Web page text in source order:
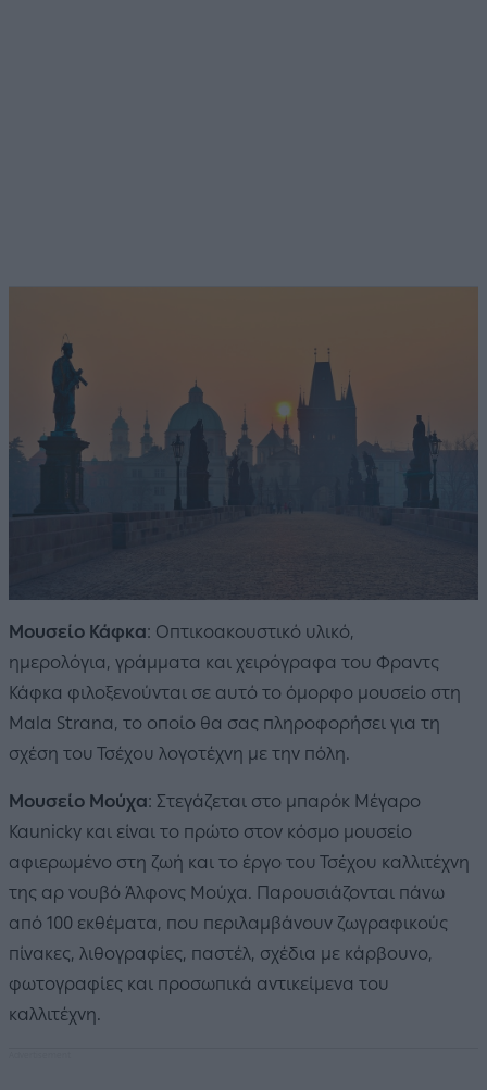
Μουσείο Κάφκα: Οπτικοακουστικό υλικό,
ημερολόγια, γράμματα και χειρόγραφα του Φραντς
Κάφκα φιλοξενούνται σε αυτό το όμορφο μουσείο στη
Mala Strana, το οποίο θα σας πληροφορήσει για τη
σχέση του Τσέχου λογοτέχνη με την πόλη.
Μουσείο Μούχα: Στεγάζεται στο μπαρόκ Μέγαρο
Kaunicky και είναι το πρώτο στον κόσμο μουσείο
αφιερωμένο στη ζωή και το έργο του Τσέχου καλλιτέχνη
της αρ νουβό Άλφονς Μούχα. Παρουσιάζονται πάνω
από 100 εκθέματα, που περιλαμβάνουν ζωγραφικούς
πίνακες, λιθογραφίες, παστέλ, σχέδια με κάρβουνο,
φωτογραφίες και προσωπικά αντικείμενα του
καλλιτέχνη.